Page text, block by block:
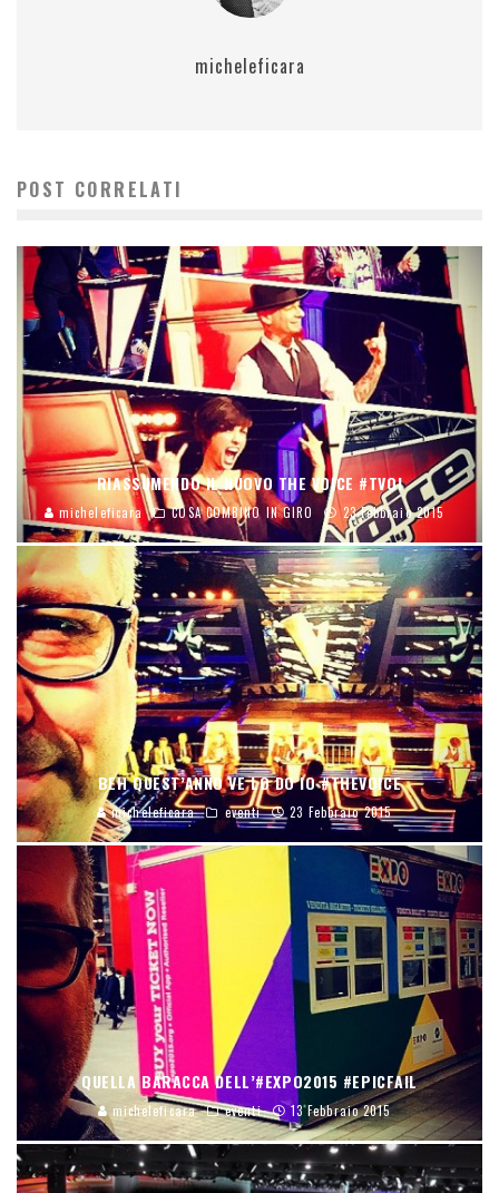
micheleficara
POST CORRELATI
RIASSUMENDO IL NUOVO THE VOICE #TVOI
micheleficara COSA COMBINO IN GIRO 23 Febbraio 2015
BEH QUEST’ANNO VE LO DO IO #THEVOICE
micheleficara eventi 23 Febbraio 2015
QUELLA BARACCA DELL’#EXPO2015 #EPICFAIL
micheleficara eventi 13 Febbraio 2015